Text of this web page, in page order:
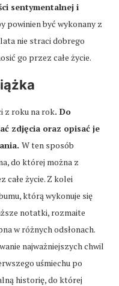
sentymentalnej i
powinien być wykonany z
nie straci dobrego
go przez całe życie.
z roku na rok. Do
zdjęcia oraz opisać je
W ten sposób
do której można z
całe życie. Z kolei
którą wykonuje się
notatki, rozmaite
w różnych odsłonach.
najważniejszych chwil
uśmiechu po
historię, do której